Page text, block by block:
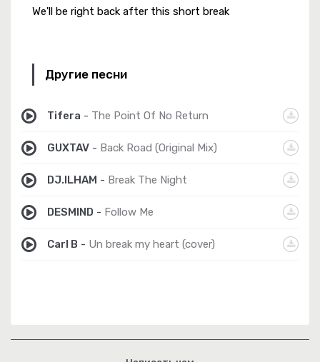
We'll be right back after this short break
Другие песни
Tifera - The Point Of No Return
GUXTAV - Back Road (Original Mix)
DJ.ILHAM - Break The Night
DESMIND - Follow Me
Carl B - Un break my heart (cover)